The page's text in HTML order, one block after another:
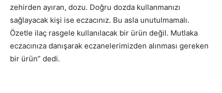
zehirden ayıran, dozu. Doğru dozda kullanmanızı
sağlayacak kişi ise eczacınız. Bu asla unutulmamalı.
Özetle ilaç rasgele kullanılacak bir ürün değil. Mutlaka
eczacınıza danışarak eczanelerimizden alınması gereken
bir ürün” dedi.